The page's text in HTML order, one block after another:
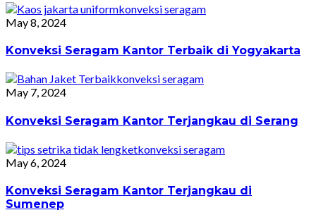
konveksi seragam
May 8, 2024
Konveksi Seragam Kantor Terbaik di Yogyakarta
konveksi seragam
May 7, 2024
Konveksi Seragam Kantor Terjangkau di Serang
konveksi seragam
May 6, 2024
Konveksi Seragam Kantor Terjangkau di
Sumenep